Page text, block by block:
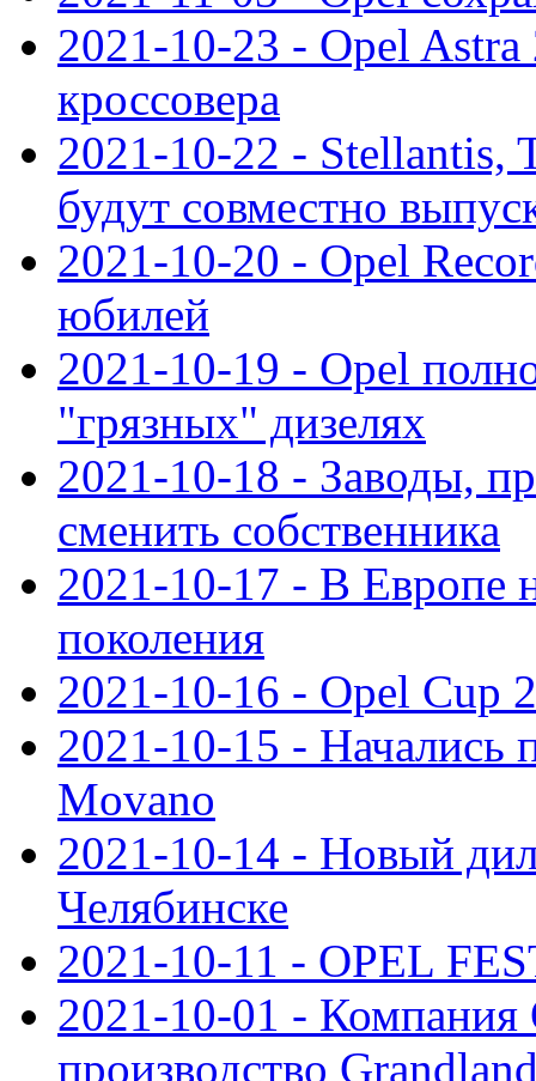
2021-10-23 - Opel Astra
кроссовера
2021-10-22 - Stellantis,
будут совместно
2021-10-20 - Opel
юбилей
2021-10-19 - Opel
"грязных" дизелях
2021-10-18 - Заводы,
сменить собственника
2021-10-17 - В Европе
поколения
2021-10-16 - Opel Cup
2021-10-15 - Начались
Movano
2021-10-14 - Новый
Челябинске
2021-10-11 - OPEL
2021-10-01 - Компания
производство